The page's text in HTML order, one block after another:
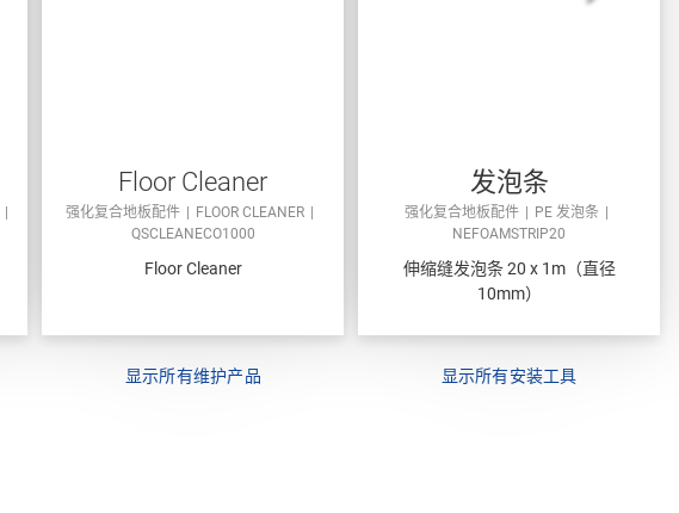
Floor Cleaner
强化复合地板配件
FLOOR CLEANER
QSCLEANECO1000
Floor Cleaner
显示所有维护产品
发泡条
强化复合地板配件
PE 发泡条
NEFOAMSTRIP20
伸缩缝发泡条 20 x 1m（直径
10mm）
显示所有安装工具